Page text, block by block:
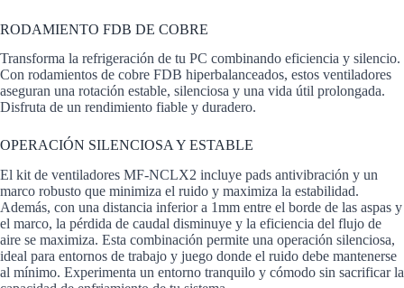
RODAMIENTO FDB DE COBRE
Transforma la refrigeración de tu PC combinando eficiencia y silencio.
Con rodamientos de cobre FDB hiperbalanceados, estos ventiladores
aseguran una rotación estable, silenciosa y una vida útil prolongada.
Disfruta de un rendimiento fiable y duradero.
OPERACIÓN SILENCIOSA Y ESTABLE
El kit de ventiladores MF-NCLX2 incluye pads antivibración y un
marco robusto que minimiza el ruido y maximiza la estabilidad.
Además, con una distancia inferior a 1mm entre el borde de las aspas y
el marco, la pérdida de caudal disminuye y la eficiencia del flujo de
aire se maximiza. Esta combinación permite una operación silenciosa,
ideal para entornos de trabajo y juego donde el ruido debe mantenerse
al mínimo. Experimenta un entorno tranquilo y cómodo sin sacrificar la